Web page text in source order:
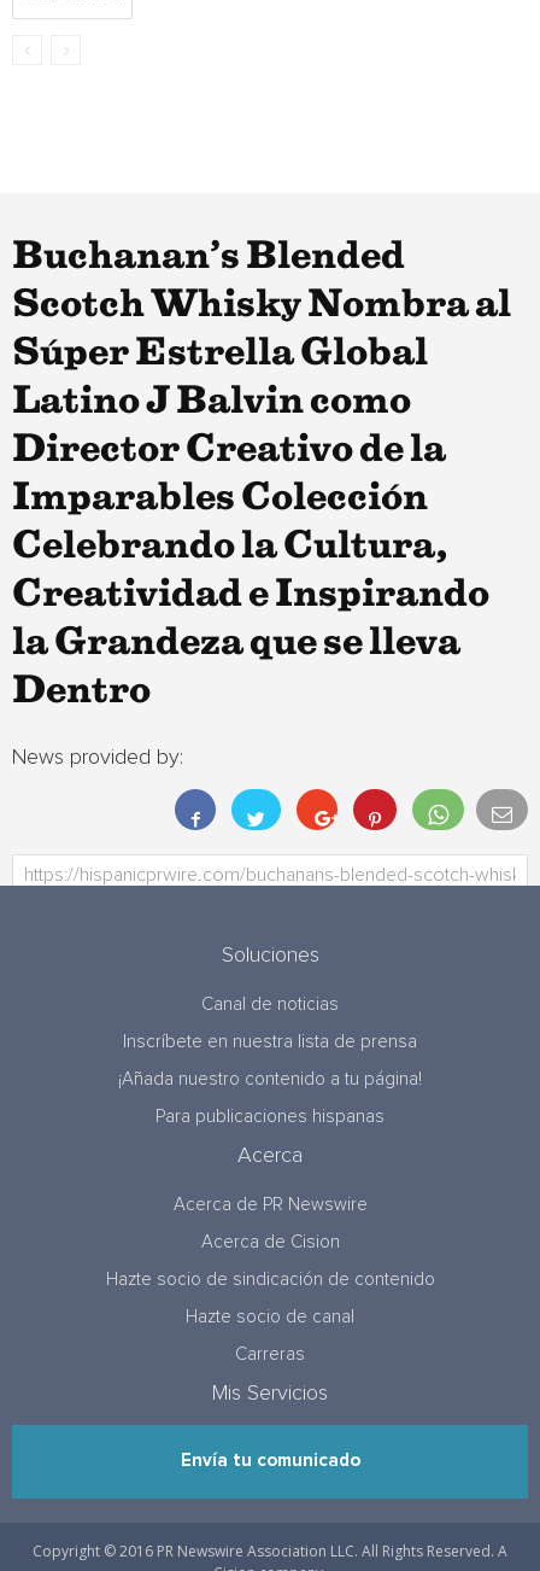
Buchanan’s Blended
Scotch Whisky Nombra al
Súper Estrella Global
Latino J Balvin como
Director Creativo de la
Imparables Colección
Celebrando la Cultura,
Creatividad e Inspirando
la Grandeza que se lleva
Dentro
News provided by:
Soluciones
Canal de noticias
Inscríbete en nuestra lista de prensa
¡Añada nuestro contenido a tu página!
Para publicaciones hispanas
Acerca
Acerca de PR Newswire
Acerca de Cision
Hazte socio de sindicación de contenido
Hazte socio de canal
Carreras
Mis Servicios
Envía tu comunicado
Copyright © 2016 PR Newswire Association LLC. All Rights Reserved. A